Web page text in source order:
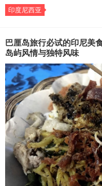
印度尼西亚
巴厘岛旅行必试的印尼美
岛屿风情与独特风味